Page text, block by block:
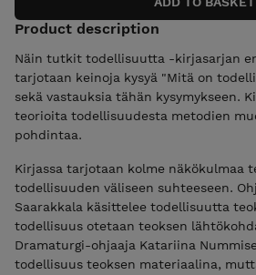
Product description
Näin tutkit todellisuutta -kirjasarjan
tarjotaan keinoja kysyä "Mitä on
sekä vastauksia tähän kysymykseen.
teorioita todellisuudesta metodien
pohdintaa.
Kirjassa tarjotaan kolme näkökulmaa
todellisuuden väliseen suhteeseen.
Saarakkala käsittelee todellisuutta
todellisuus otetaan teoksen
Dramaturgi-ohjaaja Katariina
todellisuus teoksen materiaalina,